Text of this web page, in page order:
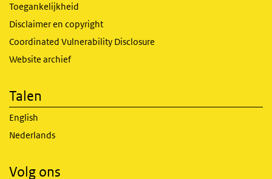
Toegankelijkheid
Disclaimer en copyright
Coordinated Vulnerability Disclosure
Website archief
Talen
English
Nederlands
Volg ons